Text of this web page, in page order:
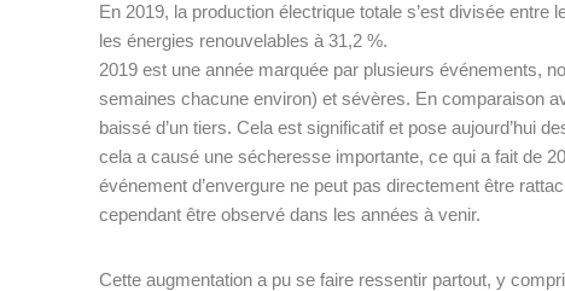
En 2019, la production électrique totale s’est divisée
les énergies renouvelables à 31,2 %.
2019 est une année marquée par plusieurs événements,
semaines chacune environ) et sévères. En comparaison
baissé d’un tiers. Cela est significatif et pose aujourd’hui
cela a causé une sécheresse importante, ce qui a fait de
événement d’envergure ne peut pas directement être
cependant être observé dans les années à venir.
Cette augmentation a pu se faire ressentir partout, y